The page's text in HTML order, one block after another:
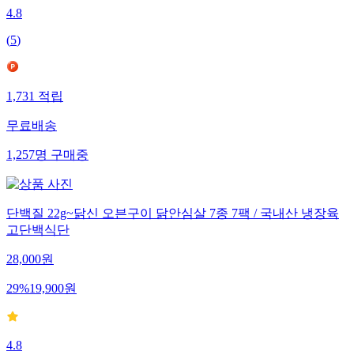
4.8
(5)
1,731적립
무료배송
1,257명구매중
단백질 22g~닭신 오븐구이 닭안심살 7종 7팩 / 국내산 냉장육
고단백식단
28,000원
29%19,900원
4.8